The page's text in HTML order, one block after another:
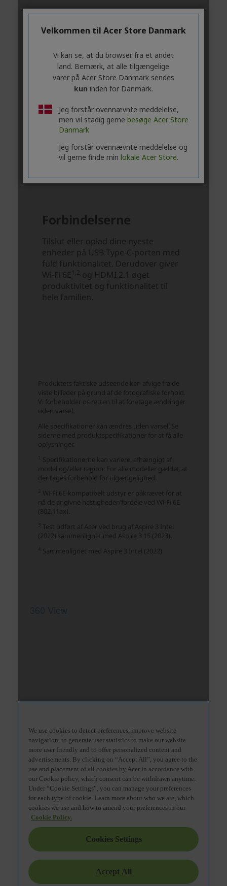
Velkommen til Acer Store Danmark
Vi kan se, at du browser fra et andet
land. Bemærk, at alle tilgængelige
varer på Acer Store Danmark sendes
kun inden for Danmark.
Jeg forstår ovennævnte meddelelse,
men vil stadig gerne besøge Acer Store
Danmark
Jeg forstår ovennævnte meddelelse og
vil gerne finde min lokale Acer Store.